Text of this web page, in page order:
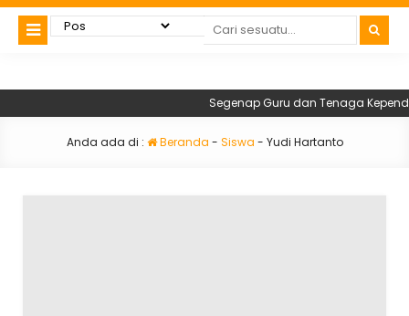
Segenap Guru dan Tenaga
Anda ada di : Beranda - Siswa - Yudi Hartanto